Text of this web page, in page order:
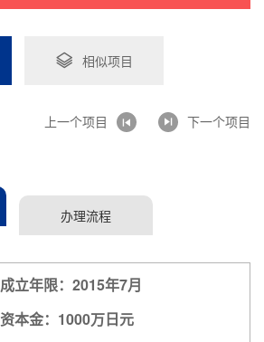
相似项目
上一个项目 下一个项目
办理流程
成立年限：2015年7月
资本金：1000万日元